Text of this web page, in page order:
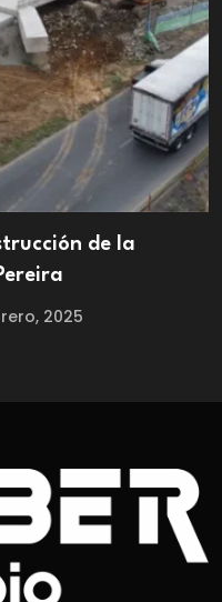
de la
2025